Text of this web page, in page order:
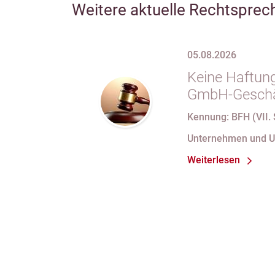
Weitere aktuelle
05.08.2026
Keine
GmbH-
69 Satz 1
bei
Kennung: BFH
Unternehmen und
Weiterlesen